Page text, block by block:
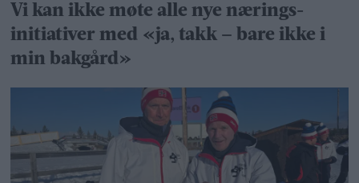
Vi kan ikke møte alle nye nærings­
initiativer med «ja, takk – bare ikke i
min bakgård»